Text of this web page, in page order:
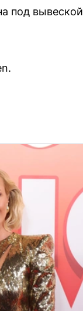
под вывеской